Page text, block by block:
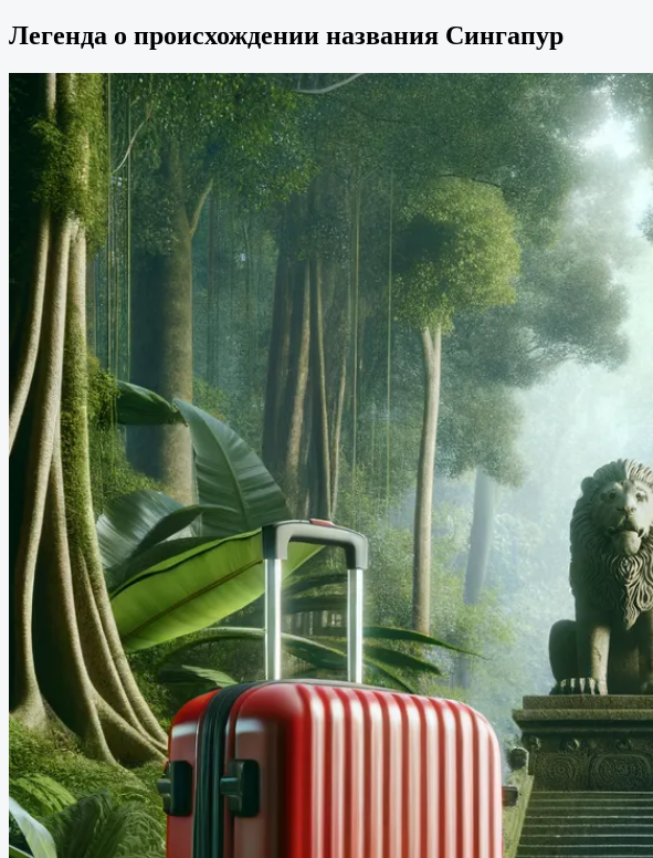
Легенда о происхождении названия Сингапур